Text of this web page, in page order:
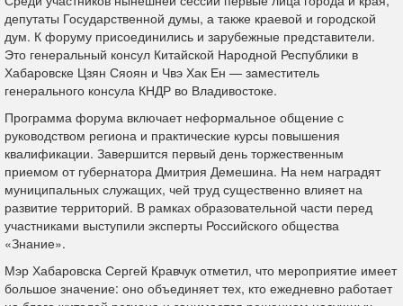
депутаты Государственной думы, а также краевой и городской
дум. К форуму присоединились и зарубежные представители.
Это генеральный консул Китайской Народной Республики в
Хабаровске Цзян Сяоян и Чвэ Хак Ен — заместитель
генерального консула КНДР во Владивостоке.
Программа форума включает неформальное общение с
руководством региона и практические курсы повышения
квалификации. Завершится первый день торжественным
приемом от губернатора Дмитрия Демешина. На нем наградят
муниципальных служащих, чей труд существенно влияет на
развитие территорий. В рамках образовательной части перед
участниками выступили эксперты Российского общества
«Знание».
Мэр Хабаровска Сергей Кравчук отметил, что мероприятие имеет
большое значение: оно объединяет тех, кто ежедневно работает